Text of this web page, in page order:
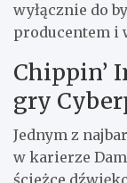
wyłącznie do
producentem i
Chippin’
gry
Jednym z
w karierze